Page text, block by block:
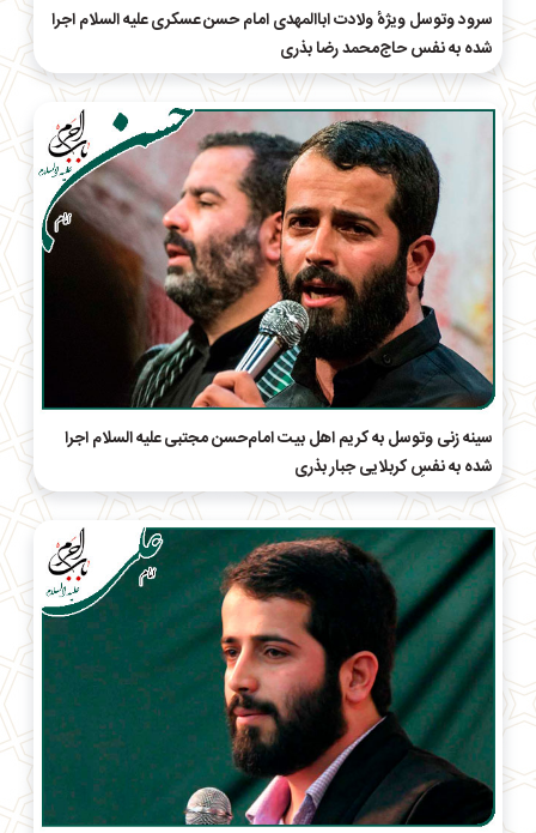
سرود وتوسل ویژهٔ ولادت اباالمهدی امام‌ حسن عسکری علیه السلام اجرا
شده به نفس حاج‌محمد رضا بذری
سینه زنی وتوسل به کریم اهل بیت امام‌حسن مجتبی علیه السلام اجرا
شده به نفسِ کربلایی جبار بذری